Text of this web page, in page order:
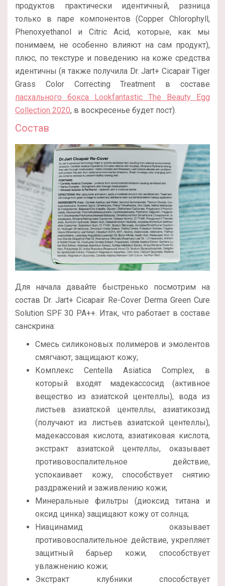
продуктов практически идентичный, разница
только в паре компонентов (Copper Chlorophyll,
Phenoxyethanol и Citric Acid, которые, как мы
понимаем, не особенно влияют на сам продукт),
плюс, по текстуре и поведению на коже средства
идентичны (я также получила Dr. Jart+ Cicapair Tiger
Grass Color Correcting Treatment в составе
пасхального бокса Lookfantastic The Beauty Egg
Collection 2020, в воскресенье будет пост).
Состав
Для начала давайте быстренько посмотрим на
состав Dr. Jart+ Cicapair Re-Cover Derma Green Cure
Solution SPF 30 PA++. Итак, что работает в составе
санскрина:
Смесь силиконовых полимеров и эмолентов
смягчают, защищают кожу;
Комплекс Centella Asiatica Complex, в
который входят мадекассосид (активное
вещество из азиатской центеллы), вода из
листьев азиатской центеллы, азиатикозид
(получают из листьев азиатской центеллы),
мадекассовая кислота, азиатиковая кислота,
экстракт азиатской центеллы, оказывает
противовоспалительное действие,
успокаивает кожу, способствует снятию
раздражений и заживлению кожи;
Минеральные фильтры (диоксид титана и
оксид цинка) защищают кожу от солнца;
Ниацинамид оказывает
противовоспалительное действие, укрепляет
защитный барьер кожи, способствует
увлажнению кожи;
Экстракт клубники способствует